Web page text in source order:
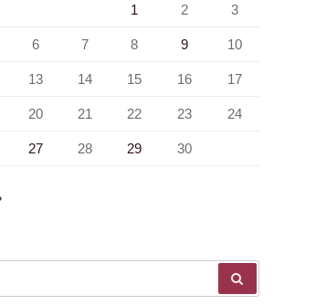
1 2 3
6 7 8 9 10
13 14 15 16 17
20 21 22 23 24
27 28 29 30